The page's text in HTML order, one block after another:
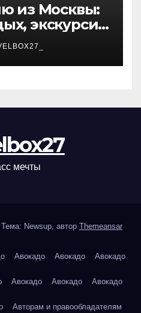
из Москвы:
экскурсии
мечты
Тема: Newsup, автор Themeansar
Авокадо Авокадо Авокадо
Авокадо Авокадо Авокадо
Авторам и правообладателям